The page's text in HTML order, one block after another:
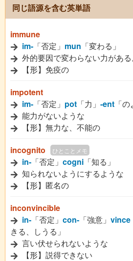
同じ語源を含む英単語
immune
im- 「否定」 mun 「変わる」
外的要因で変わらない力があ
【形】免疫の
impotent
im- 「否定」 pot 「力」 -ent 「
能力がないような
【形】無力な、不能の
incognito
ひとことメモ
in- 「否定」 cogni 「知る」
知られないようにするような
【形】匿名の
inconvincible
in- 「否定」 con- 「強意」 vince
きる、しうる」
言い伏せられないような
【形】説得できない